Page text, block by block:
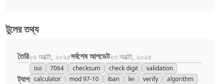
টুলের তথ্য
তৈরি২৩ অক্টো, ২০২৫সর্বশেষ আপডেট২৩ অক্টো, ২০২৫
ট্যাগ
iso 7064 checksum check digit
validation
calculator
mod 97-10 iban lei verify
algorithm